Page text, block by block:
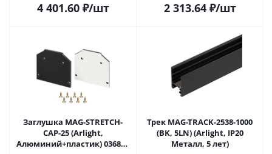
4 401.60₽/шт 2 313.64₽/шт
Заглушка MAG-STRETCH-
CAP-25 (Arlight,
Алюминий+пластик) 036886
Трек MAG-TRACK-2538-1000
(BK, 5LN) (Arlight, IP20
Металл, 5 лет)